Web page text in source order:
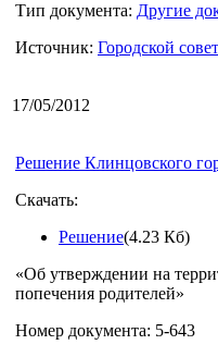
Тип документа: Другие
Источник: Городской совет
17/05/2012
Решение Клинцовского
Скачать:
Решение(4.23 Кб)
«Об утверждении на
попечения родителей»
Номер документа: 5-643